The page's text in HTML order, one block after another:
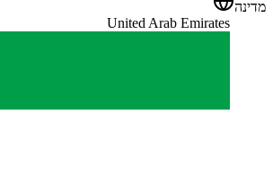
מדינה
United Arab Emirates